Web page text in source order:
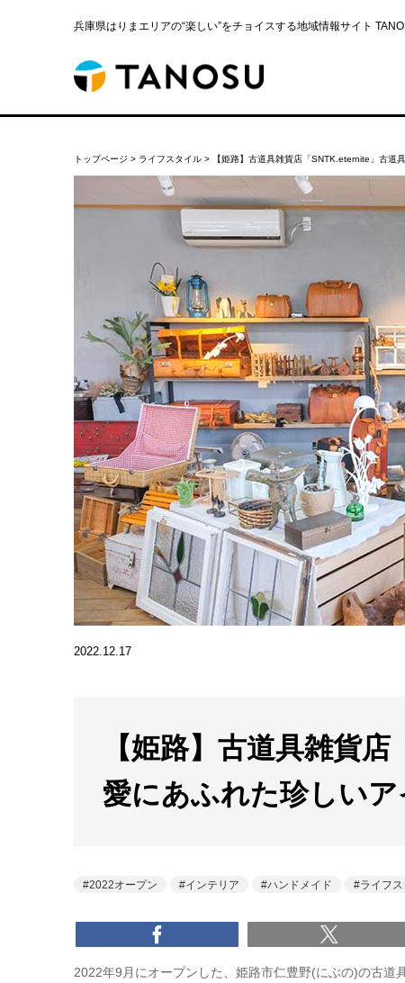
兵庫県はりまエリアの“楽しい”をチョイスする地域情報サイト
トップページ > ライフスタイル > 【姫路】古道具雑貨店「SNTK.eternite」古道
2022.12.17
【姫路】古道具雑貨
愛にあふれた珍しいア
2022オープン インテリア ハンドメイド ライフ
2022年9月にオープンした、姫路市仁豊野(にぶの)の古道